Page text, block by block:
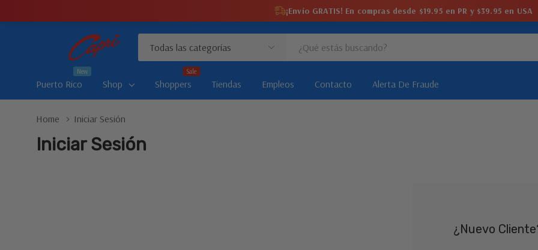
¡Envío GRATIS! En compras desde $19.95 en PR y $39.95 en USA
Todas
las
Buscar
Puerto Rico
New
Shop Shoppers
Sale
Tiendas Empleos Contacto Alerta De Fraude
Home Iniciar Sesión
Iniciar Sesión
¿Nuevo